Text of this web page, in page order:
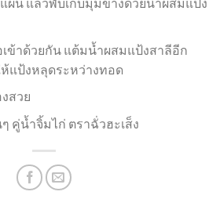
ข้าด้วยกัน แต้มน้ำผสมแป้งสาลีอีก
แป้งหลุดระหว่างทอด
สวย
คู่น้ำจิ้มไก่ ตราฉั่วฮะเส็ง